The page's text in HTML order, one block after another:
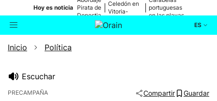
Hoy es noticia Pirata de
Donostia
Celedón en
Vitoria-
portuguesas
en las playas
ES
Buscador
Inicio Política
Escuchar
PRECAMPAÑA Compartir Guardar